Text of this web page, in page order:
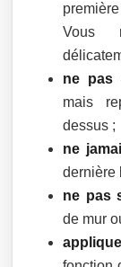
Vous
ne pas
mais
dessus ;
ne
dernière
ne pas
de mur